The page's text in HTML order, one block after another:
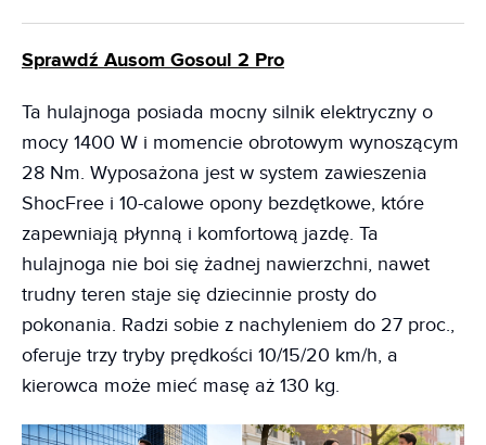
Sprawdź Ausom Gosoul 2 Pro
Ta hulajnoga posiada mocny silnik elektryczny o
mocy 1400 W i momencie obrotowym wynoszącym
28 Nm. Wyposażona jest w system zawieszenia
ShocFree i 10-calowe opony bezdętkowe, które
zapewniają płynną i komfortową jazdę. Ta
hulajnoga nie boi się żadnej nawierzchni, nawet
trudny teren staje się dziecinnie prosty do
pokonania. Radzi sobie z nachyleniem do 27 proc.,
oferuje trzy tryby prędkości 10/15/20 km/h, a
kierowca może mieć masę aż 130 kg.